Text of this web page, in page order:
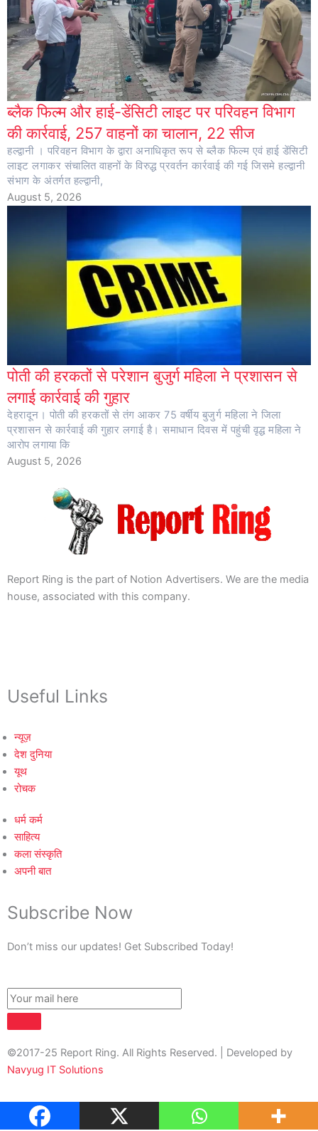
ब्लैक फिल्म और हाई-डेंसिटी लाइट पर परिवहन विभाग
की कार्रवाई, 257 वाहनों का चालान, 22 सीज
हल्द्वानी । परिवहन विभाग के द्वारा अनाधिकृत रूप से ब्लैक फिल्म एवं हाई डेंसिटी
लाइट लगाकर संचालित वाहनों के विरुद्ध प्रवर्तन कार्रवाई की गई जिसमे हल्द्वानी
संभाग के अंतर्गत हल्द्वानी,
August 5, 2026
पोती की हरकतों से परेशान बुजुर्ग महिला ने प्रशासन से
लगाई कार्रवाई की गुहार
देहरादून। पोती की हरकतों से तंग आकर 75 वर्षीय बुजुर्ग महिला ने जिला
प्रशासन से कार्रवाई की गुहार लगाई है। समाधान दिवस में पहुंची वृद्ध महिला ने
आरोप लगाया कि
August 5, 2026
Report Ring is the part of Notion Advertisers. We are the media
house, associated with this company.
Useful Links
न्यूज़
देश दुनिया
यूथ
रोचक
धर्म कर्म
साहित्य
कला संस्कृति
अपनी बात
Subscribe Now
Don’t miss our updates! Get Subscribed Today!
©2017-25 Report Ring. All Rights Reserved. | Developed by
Navyug IT Solutions
About Us